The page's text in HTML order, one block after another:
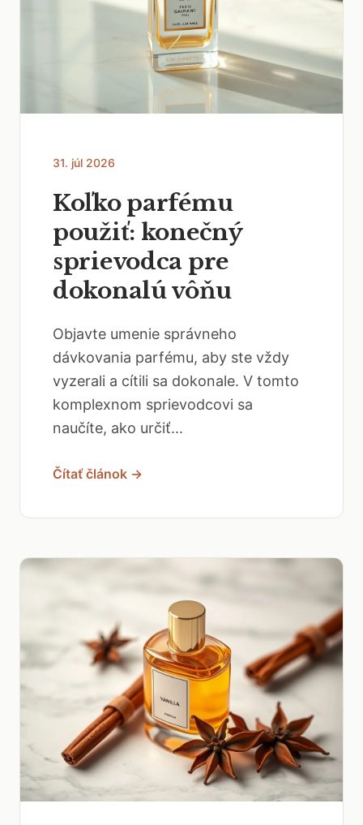
31. júl 2026
Koľko parfému
použiť: konečný
sprievodca pre
dokonalú vôňu
Objavte umenie správneho
dávkovania parfému, aby ste vždy
vyzerali a cítili sa dokonale. V tomto
komplexnom sprievodcovi sa
naučíte, ako určiť...
Čítať článok →